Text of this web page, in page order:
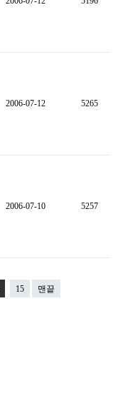
2006-07-12 5265
2006-07-10 5257
15 맨끝